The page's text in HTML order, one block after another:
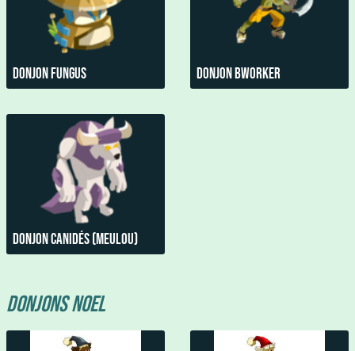
Donjon Fungus Donjon Bworker
Donjon Canidés (Meulou)
Donjons Noel